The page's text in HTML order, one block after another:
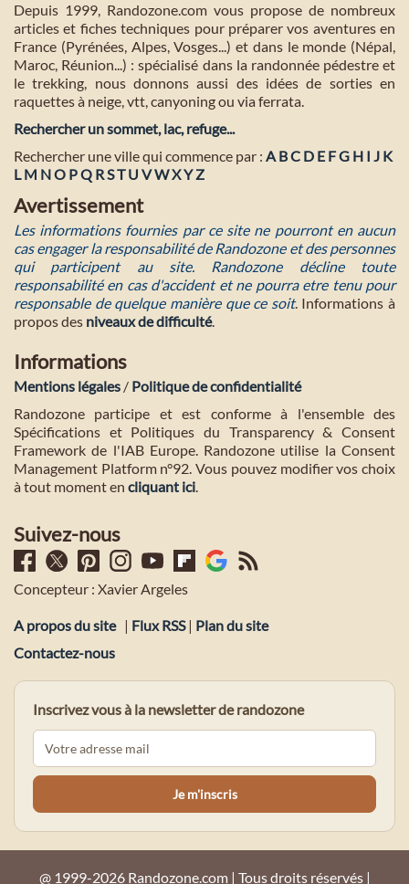
Depuis 1999, Randozone.com vous propose de nombreux
articles et fiches techniques pour préparer vos aventures en
France (Pyrénées, Alpes, Vosges...) et dans le monde (Népal,
Maroc, Réunion...) : spécialisé dans la randonnée pédestre et
le trekking, nous donnons aussi des idées de sorties en
raquettes à neige, vtt, canyoning ou via ferrata.
Rechercher un sommet, lac, refuge...
Rechercher une ville qui commence par : A BC D E FG H I J K
L M NO PQ RST U VWXYZ
Avertissement
Les informations fournies par ce site ne pourront en aucun
cas engager la responsabilité de Randozone et des personnes
qui participent au site. Randozone décline toute
responsabilité en cas d'accident et ne pourra etre tenu pour
responsable de quelque manière que ce soit. Informations à
propos des niveaux de difficulté.
Informations
Mentions légales / Politique de confidentialité
Randozone participe et est conforme à l'ensemble des
Spécifications et Politiques du Transparency & Consent
Framework de l'IAB Europe. Randozone utilise la Consent
Management Platform n°92. Vous pouvez modifier vos choix
à tout moment en cliquant ici.
Suivez-nous
Concepteur : Xavier Argeles
A propos du site | Flux RSS| Plan du site
Contactez-nous
Inscrivez vous à la newsletter de randozone
@ 1999-2026 Randozone.com | Tous droits réservés |